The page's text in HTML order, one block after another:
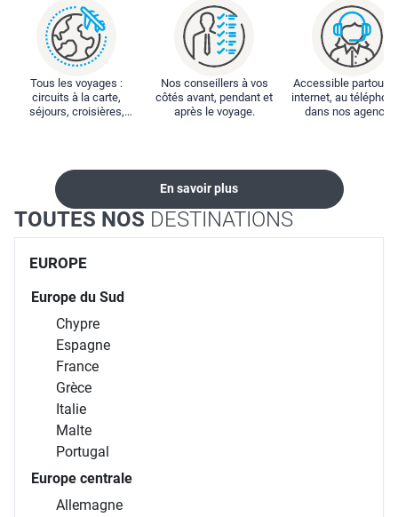
Tous les voyages :
circuits à la carte,
séjours, croisières,
Nos conseillers à vos
côtés avant, pendant et
après le voyage.
Accessible partout :
internet, au
dans nos
En savoir plus
TOUTES NOS DESTINATIONS
EUROPE
Europe du Sud
Chypre
Espagne
France
Grèce
Italie
Malte
Portugal
Europe centrale
Allemagne